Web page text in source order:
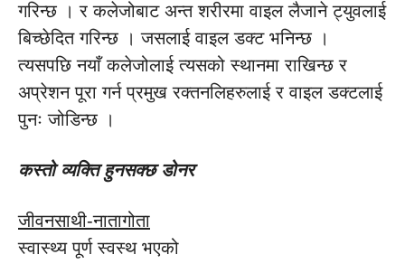
गरिन्छ । र कलेजोबाट अन्त शरीरमा वाइल लैजाने ट्युवलाई
बिच्छेदित गरिन्छ । जसलाई वाइल डक्ट भनिन्छ ।
त्यसपछि नयाँ कलेजोलाई त्यसको स्थानमा राखिन्छ र
अप्रेशन पूरा गर्न प्रमुख रक्तनलिहरुलाई र वाइल डक्टलाई
पुनः जोडिन्छ ।
कस्तो व्यक्ति हुनसक्छ डोनर
जीवनसाथी-नातागोता
स्वास्थ्य पूर्ण स्वस्थ भएको